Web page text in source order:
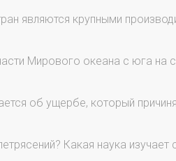
являются крупными
Мирового океана с юга на
об ущербе, который
Какая наука